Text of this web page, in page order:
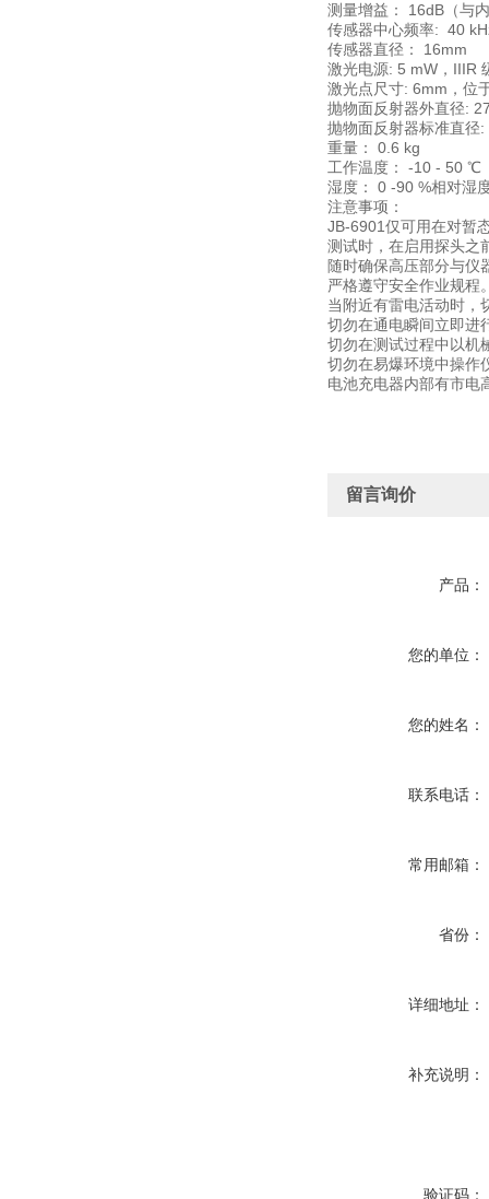
测量增益： 16dB（与
传感器中心频率: 40
传感器直径： 16mm
激光电源: 5 mW，IIIR
激光点尺寸: 6mm，位
抛物面反射器外直径:
抛物面反射器标准直径
重量： 0.6 kg
工作温度： -10 - 50 ℃
湿度： 0 -90 %相对湿
注意事项：
JB-6901仅可用在对暂
测试时，在启用探头之
随时确保高压部分与
严格遵守安全作业规程
当附近有雷电活动时，
切勿在通电瞬间立即进
切勿在测试过程中以机
切勿在易爆环境中操作
电池充电器内部有市电
留言询价
产品：
您的单位：
您的姓名：
联系电话：
常用邮箱：
省份：
详细地址：
补充说明：
验证码：